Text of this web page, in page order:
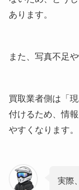
あります。
また、写真不足
買取業者側は「
付けるため、情
やすくなります。
実際